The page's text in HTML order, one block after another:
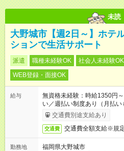
未読
大野城市【週2日～】ホテ
ションで生活サポート
派遣 職種未経験OK 社会人未経験OK
WEB登録・面接OK
給与
無資格未経験：時給1350
い／週払い制度あり（月払
完了次第のお支払いとなりま
交通費別途支給あり
交通費 交通費全額支給※規
勤務地
福岡県大野城市